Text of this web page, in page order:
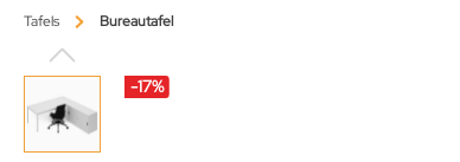
Tafels Bureautafel
-17%